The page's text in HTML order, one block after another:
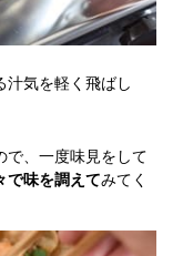
汁気を軽く飛ばし
、一度味見をして
で味を調えてみてく